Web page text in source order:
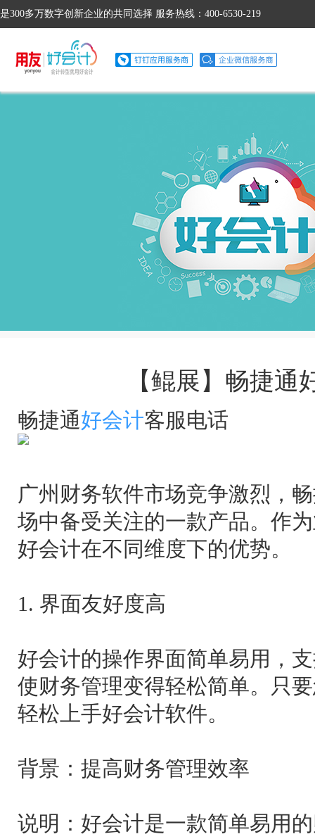
是300多万数字创新企业的共同选择 服务热线：400-6530-219
【鲲展】畅捷通
畅捷通好会计客服电话
广州财务软件市场竞争激烈，
场中备受关注的一款产品。作
好会计在不同维度下的优势。
1. 界面友好度高
好会计的操作界面简单易用，
使财务管理变得轻松简单。只
轻松上手好会计软件。
背景：提高财务管理效率
说明：好会计是一款简单易用